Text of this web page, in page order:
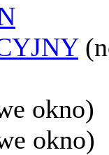
okno)
okno)